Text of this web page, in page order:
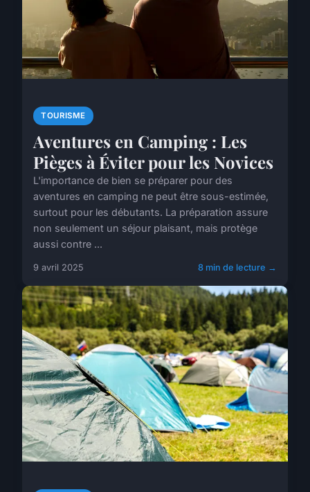
TOURISME
Aventures en Camping : Les
Pièges à Éviter pour les Novices
L'importance de bien se préparer pour des
aventures en camping ne peut être sous-estimée,
surtout pour les débutants. La préparation assure
non seulement un séjour plaisant, mais protège
aussi contre ...
9 avril 2025 8 min de lecture →